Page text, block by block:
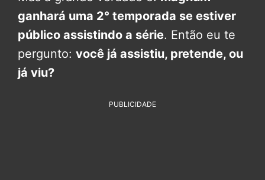
ganhará uma 2° temporada se estiver
público assistindo a série. Então eu te
pergunto: você já assistiu, pretende, ou
já viu?
PUBLICIDADE